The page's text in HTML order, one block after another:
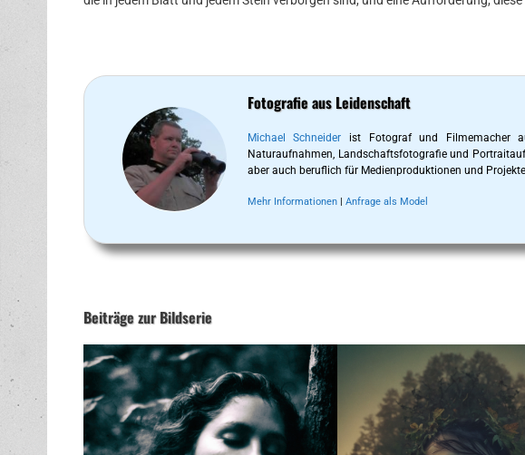
Fotografie aus Leidenschaft
Michael Schneider ist Fotograf und Filmemacher
Naturaufnahmen, Landschaftsfotografie und
aber auch beruflich für Medienproduktionen und
Mehr Informationen| Anfrage als Model
Beiträge zur Bildserie